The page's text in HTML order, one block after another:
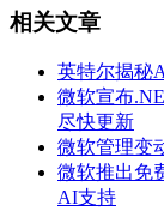
相关文章
英特尔揭秘
微软宣布
尽快更新
微软管理变
微软推出免
AI支持